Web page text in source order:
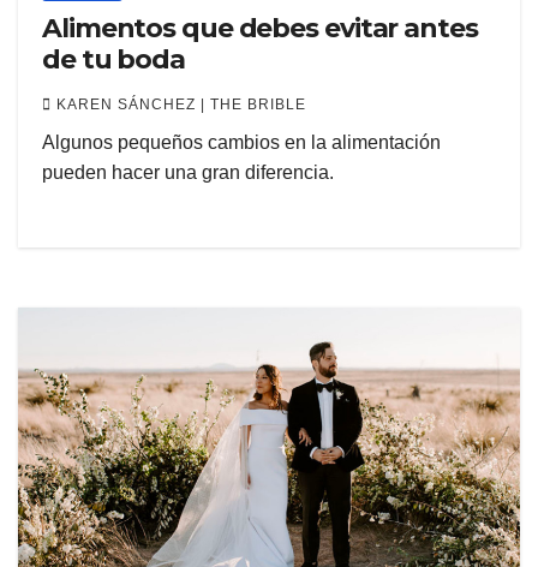
Alimentos que debes evitar antes
de tu boda
KAREN SÁNCHEZ | THE BRIBLE
Algunos pequeños cambios en la alimentación
pueden hacer una gran diferencia.